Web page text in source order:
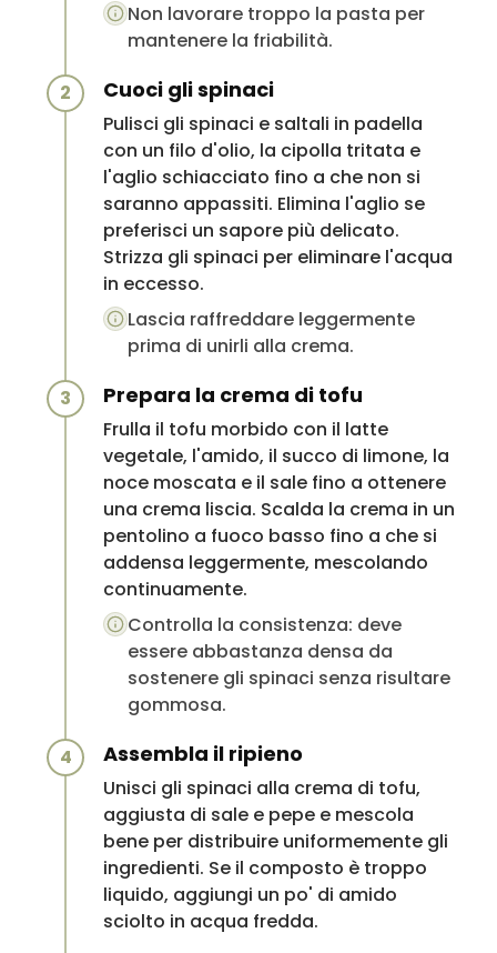
Non lavorare troppo la pasta per
mantenere la friabilità.
2 Cuoci gli spinaci
Pulisci gli spinaci e saltali in padella
con un filo d'olio, la cipolla tritata e
l'aglio schiacciato fino a che non si
saranno appassiti. Elimina l'aglio se
preferisci un sapore più delicato.
Strizza gli spinaci per eliminare l'acqua
in eccesso.
Lascia raffreddare leggermente
prima di unirli alla crema.
3 Prepara la crema di tofu
Frulla il tofu morbido con il latte
vegetale, l'amido, il succo di limone, la
noce moscata e il sale fino a ottenere
una crema liscia. Scalda la crema in un
pentolino a fuoco basso fino a che si
addensa leggermente, mescolando
continuamente.
Controlla la consistenza: deve
essere abbastanza densa da
sostenere gli spinaci senza risultare
gommosa.
4 Assembla il ripieno
Unisci gli spinaci alla crema di tofu,
aggiusta di sale e pepe e mescola
bene per distribuire uniformemente gli
ingredienti. Se il composto è troppo
liquido, aggiungi un po' di amido
sciolto in acqua fredda.